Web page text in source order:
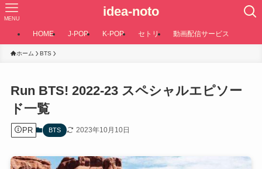
idea-noto
MENU
HOME J-POP K-POP セトリ 動画配信サービス
ホーム BTS
Run BTS! 2022-23 スペシャルエピソー
ド一覧
PR BTS 2023年10月10日